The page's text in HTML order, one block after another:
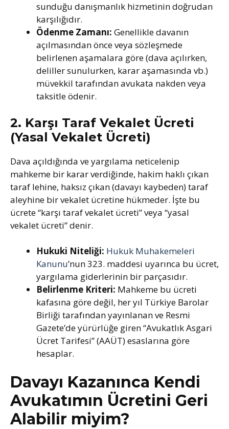
sunduğu danışmanlık hizmetinin doğrudan
karşılığıdır.
Ödenme Zamanı: Genellikle davanın
açılmasından önce veya sözleşmede
belirlenen aşamalara göre (dava açılırken,
deliller sunulurken, karar aşamasında vb.)
müvekkil tarafından avukata nakden veya
taksitle ödenir.
2. Karşı Taraf Vekalet Ücreti
(Yasal Vekalet Ücreti)
Dava açıldığında ve yargılama neticelenip
mahkeme bir karar verdiğinde, hakim haklı çıkan
taraf lehine, haksız çıkan (davayı kaybeden) taraf
aleyhine bir vekalet ücretine hükmeder. İşte bu
ücrete “karşı taraf vekalet ücreti” veya “yasal
vekalet ücreti” denir.
Hukuki Niteliği: Hukuk Muhakemeleri
Kanunu’nun 323. maddesi uyarınca bu ücret,
yargılama giderlerinin bir parçasıdır.
Belirlenme Kriteri: Mahkeme bu ücreti
kafasına göre değil, her yıl Türkiye Barolar
Birliği tarafından yayınlanan ve Resmi
Gazete’de yürürlüğe giren “Avukatlık Asgari
Ücret Tarifesi” (AAÜT) esaslarına göre
hesaplar.
Davayı Kazanınca Kendi
Avukatımın Ücretini Geri
Alabilir miyim?